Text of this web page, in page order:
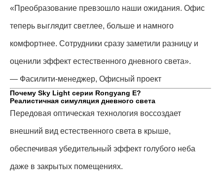
«Преобразование превзошло наши ожидания. Офис
теперь выглядит светлее, больше и намного
комфортнее. Сотрудники сразу заметили разницу и
оценили эффект естественного дневного света».
— Фасилити-менеджер, Офисный проект
Почему Sky Light серии Rongyang E?
Реалистичная симуляция дневного света
Передовая оптическая технология воссоздает
внешний вид естественного света в крыше,
обеспечивая убедительный эффект голубого неба
даже в закрытых помещениях.